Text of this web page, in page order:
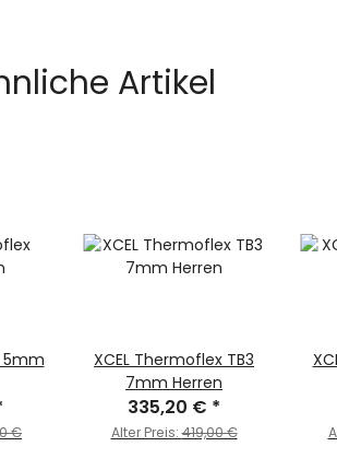
Artikel
5mm
€
XCEL Thermoflex TB3
7mm Herren
335,20 € *
Alter Preis:419,00 €